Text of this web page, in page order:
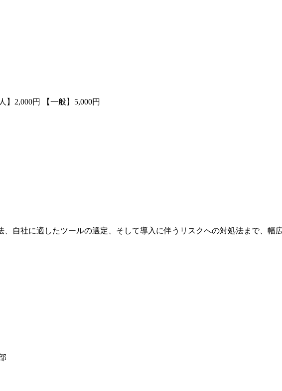
】2,000円 【一般】5,000円
自社に適したツールの選定、そして導入に伴うリスクへの対処法まで、幅